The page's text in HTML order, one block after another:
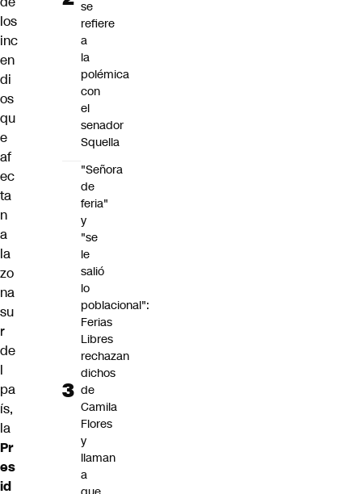
los
inc
en
di
os
qu
e
af
ec
ta
n
a
la
zo
na
su
r
de
l
pa
ís,
la
Pr
es
id
se
refiere
a
la
polémica
con
el
senador
Squella
"Señora
de
feria"
y
"se
le
salió
lo
poblacional":
Ferias
Libres
rechazan
dichos
de
Camila
Flores
y
llaman
a